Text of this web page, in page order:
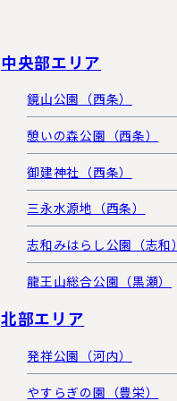
中央部エリア
鏡山公園（西条）
憩いの森公園（西条）
御建神社（西条）
三永水源地（西条）
志和みはらし公園（志和）
龍王山総合公園（黒瀬）
北部エリア
発祥公園（河内）
やすらぎの園（豊栄）